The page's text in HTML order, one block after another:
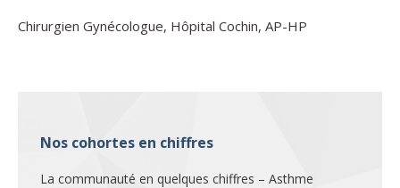
Chirurgien Gynécologue, Hôpital Cochin, AP-HP
Nos cohortes en chiffres
La communauté en quelques chiffres – Asthme